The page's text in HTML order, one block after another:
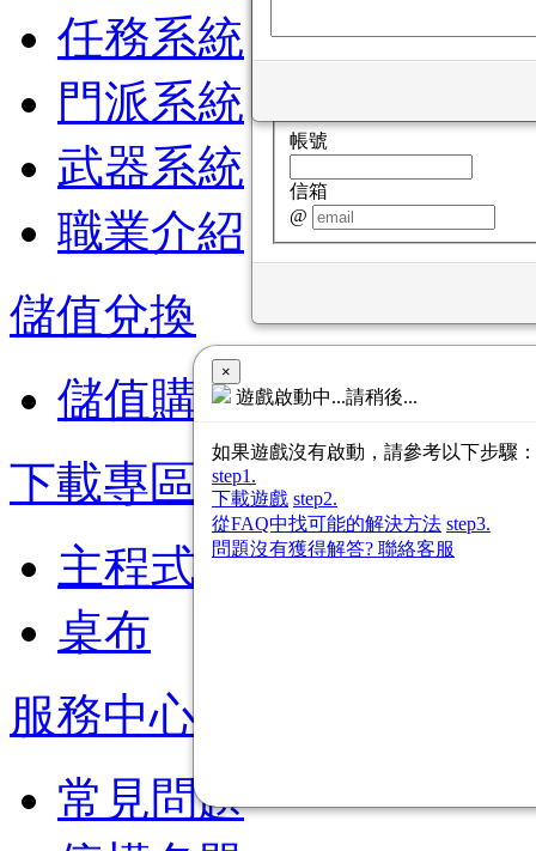
任務系統
門派系統
武器系統
職業介紹
儲值兌換
儲值購點
下載專區
主程式
桌布
服務中心
常見問題
帳號
信箱
@
×
遊戲啟動中...請稍後...
如果遊戲沒有啟動，請參考以下步驟：
step1.
下載遊戲 step2.
從FAQ中找可能的解決方法 step3.
問題沒有獲得解答? 聯絡客服